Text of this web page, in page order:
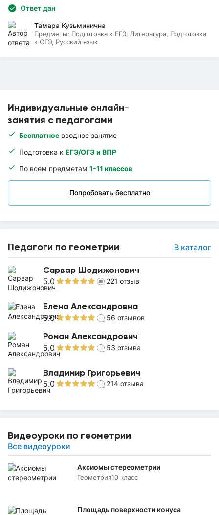
Индивидуальные онлайн-
занятия с педагогами
Бесплатное вводное занятие
Подготовка к ЕГЭ/ОГЭ и ВПР
По всем предметам 1-11 классов
Попробовать бесплатно
Педагоги по геометрии В каталог
Сарвар Шодижонович
5.0 221 отзыв
Елена Александровна
5.0 56 отзывов
Роман Александрович
5.0 53 отзыва
Владимир Григорьевич
5.0 214 отзыва
Видеоуроки по геометрии
Все видеоуроки
Аксиомы стереометрии
Геометрия10 класс
Площадь поверхности конуса
Ответ дан
Тамара Кузьминична
Предметы: Подготовка к ЕГЭ, Литература, Подготовка
к ОГЭ, Русский язык